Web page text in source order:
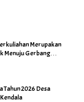
Merupakan
Menuju Gerbang
Tahun 2026 Desa